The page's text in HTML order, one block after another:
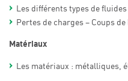
Les différents types de
Pertes de charges – Coups
Matériaux
Les matériaux : métalliques,